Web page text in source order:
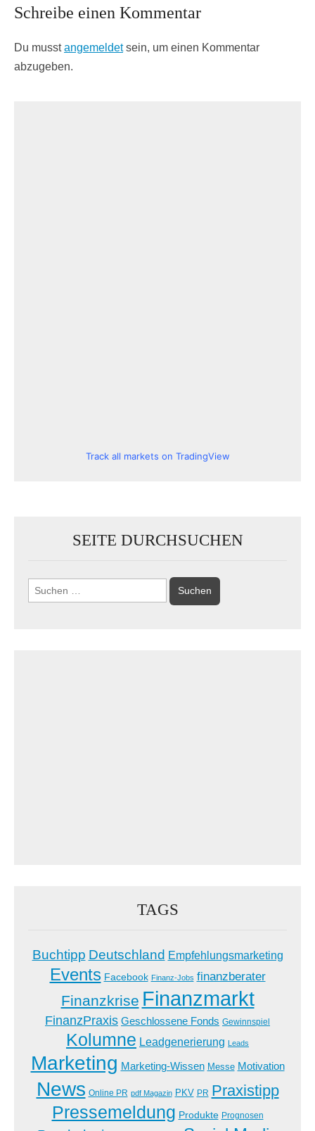
Schreibe einen Kommentar
Du musstangemeldetsein, um einen Kommentar
abzugeben.
Track all markets on TradingView
SEITE DURCHSUCHEN
Suchen
nach:
TAGS
Buchtipp Deutschland Empfehlungsmarketing
Events Facebook Finanz-Jobs finanzberater
Finanzkrise Finanzmarkt
FinanzPraxis Geschlossene Fonds Gewinnspiel
Kolumne Leadgenerierung Leads
Marketing Marketing-Wissen Messe Motivation
News Online PR pdf Magazin PKV PR Praxistipp
Pressemeldung Produkte Prognosen